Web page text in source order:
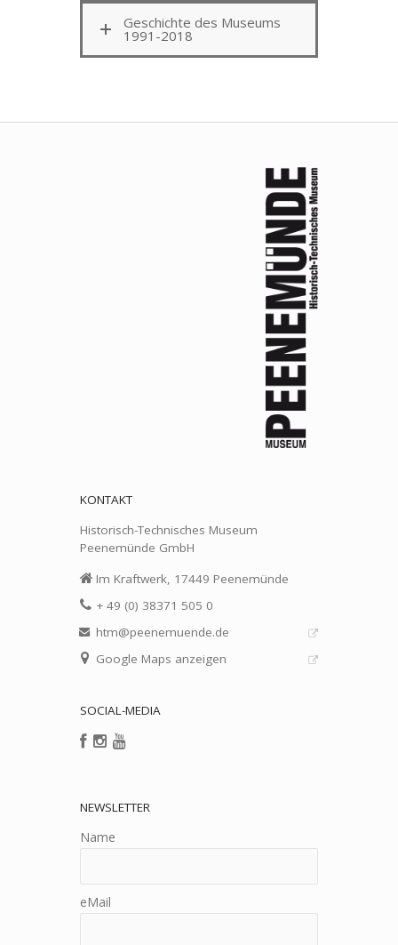
Geschichte des Museums
1991-2018
KONTAKT
Historisch-Technisches Museum
Peenemünde GmbH
Im Kraftwerk, 17449 Peenemünde
+ 49 (0) 38371 505 0
htm@peenemuende.de
Google Maps anzeigen
SOCIAL-MEDIA
NEWSLETTER
Name
eMail